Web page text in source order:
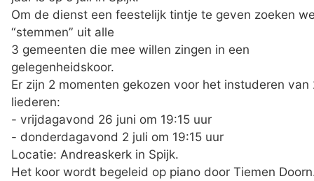
Om de dienst een feestelijk tintje te geven zoeken
“stemmen” uit alle
3 gemeenten die mee willen zingen in een
gelegenheidskoor.
Er zijn 2 momenten gekozen voor het instuderen van
liederen:
- vrijdagavond 26 juni om 19:15 uur
- donderdagavond 2 juli om 19:15 uur
Locatie: Andreaskerk in Spijk.
Het koor wordt begeleid op piano door Tiemen